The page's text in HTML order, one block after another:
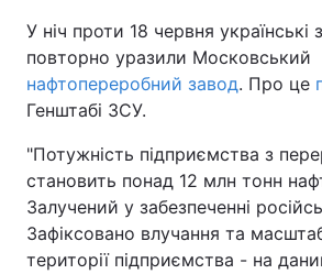
У ніч проти 18 червня українські
повторно уразили Московський
нафтопереробний завод. Про це
Генштабі ЗСУ.
"Потужність підприємства з
становить понад 12 млн тонн
Залучений у забезпеченні
Зафіксовано влучання та
території підприємства - на